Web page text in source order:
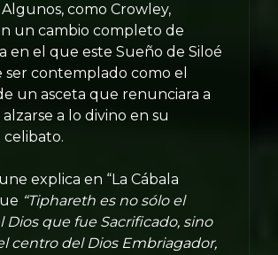
como Crowley,
un cambio completo de
en el que este Sueño de Siloé
ser contemplado como el
un asceta que renunciara a
a lo divino en su
explica en “La Cábala
“Tiphareth es no sólo el
Dios que fue Sacrificado, sino
centro del Dios Embriagador,